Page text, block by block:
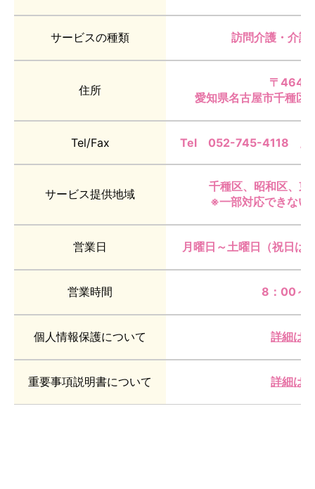
サービスの種類 訪問介護・介護
住所
〒464-
愛知県名古屋市千種
Tel/Fax Tel 052-745-4118 /
サービス提供地域
千種区、昭和区、東
※一部対応できない
営業日 月曜日～土曜日（祝日は
営業時間 8：00～
個人情報保護について 詳細は
重要事項説明書について 詳細は